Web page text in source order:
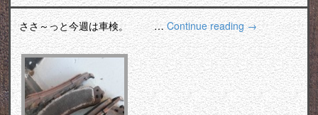
ささ～っと今週は車検。 …Continue reading→